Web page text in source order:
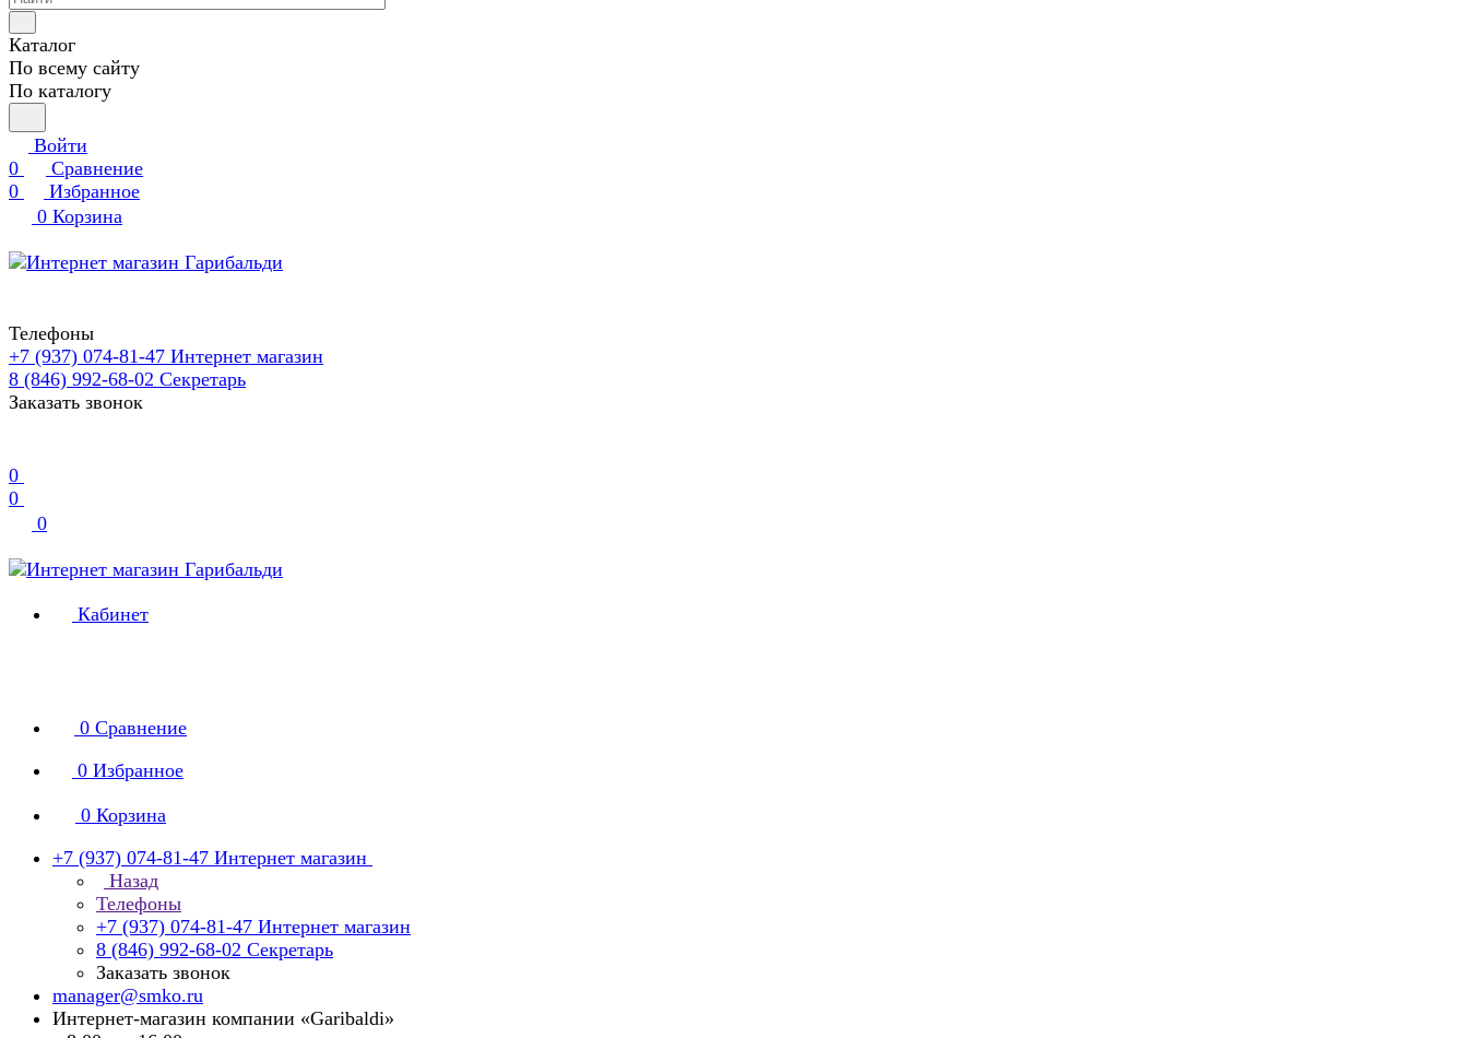
Каталог
По всему сайту
По каталогу
Войти
0
Сравнение
0
Избранное
0 Корзина
Телефоны
+7 (937) 074-81-47 Интернет магазин
8 (846) 992-68-02 Секретарь
Заказать звонок
0
0
0
Кабинет
0 Сравнение
0 Избранное
0 Корзина
+7 (937) 074-81-47 Интернет магазин
Назад
Телефоны
+7 (937) 074-81-47 Интернет магазин
8 (846) 992-68-02 Секретарь
Заказать звонок
manager@smko.ru
Интернет-магазин компании «Garibaldi»